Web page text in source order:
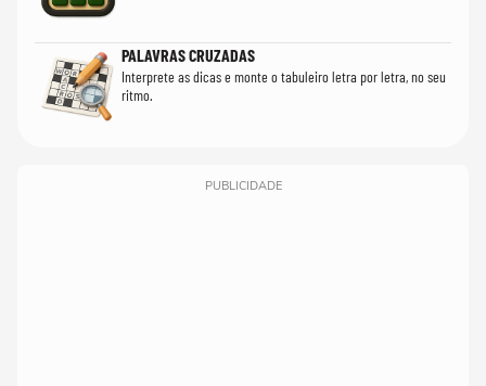
PALAVRAS CRUZADAS
Interprete as dicas e monte o tabuleiro letra por letra, no seu
ritmo.
PUBLICIDADE